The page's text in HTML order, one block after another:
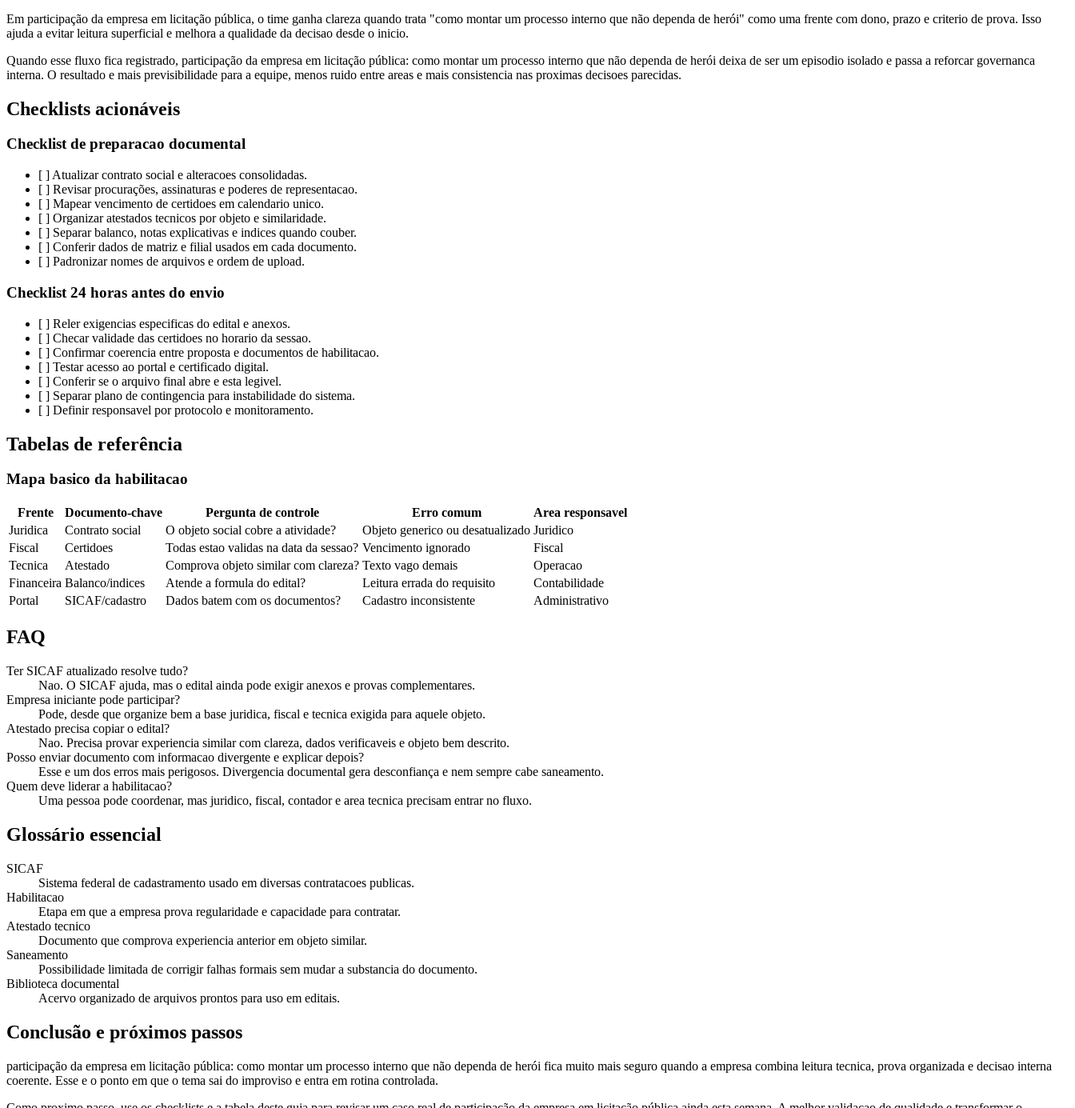
Em participação da empresa em licitação pública, o time ganha clareza quando trata "como montar um processo interno que não dependa de herói" como uma frente com dono, prazo e criterio de prova. Isso
ajuda a evitar leitura superficial e melhora a qualidade da decisao desde o inicio.
Quando esse fluxo fica registrado, participação da empresa em licitação pública: como montar um processo interno que não dependa de herói deixa de ser um episodio isolado e passa a reforcar governanca
interna. O resultado e mais previsibilidade para a equipe, menos ruido entre areas e mais consistencia nas proximas decisoes parecidas.
Checklists acionáveis
Checklist de preparacao documental
[ ] Atualizar contrato social e alteracoes consolidadas.
[ ] Revisar procurações, assinaturas e poderes de representacao.
[ ] Mapear vencimento de certidoes em calendario unico.
[ ] Organizar atestados tecnicos por objeto e similaridade.
[ ] Separar balanco, notas explicativas e indices quando couber.
[ ] Conferir dados de matriz e filial usados em cada documento.
[ ] Padronizar nomes de arquivos e ordem de upload.
Checklist 24 horas antes do envio
[ ] Reler exigencias especificas do edital e anexos.
[ ] Checar validade das certidoes no horario da sessao.
[ ] Confirmar coerencia entre proposta e documentos de habilitacao.
[ ] Testar acesso ao portal e certificado digital.
[ ] Conferir se o arquivo final abre e esta legivel.
[ ] Separar plano de contingencia para instabilidade do sistema.
[ ] Definir responsavel por protocolo e monitoramento.
Tabelas de referência
Mapa basico da habilitacao
Frente Documento-chave Pergunta de controle Erro comum
Area responsavel
Juridica
Contrato social O objeto social cobre a atividade? Objeto generico ou desatualizado Juridico
Fiscal
Certidoes Todas estao validas na data da sessao? Vencimento ignorado
Fiscal
Tecnica
Atestado Comprova objeto similar com clareza? Texto vago demais
Operacao
Financeira Balanco/indices Atende a formula do edital? Leitura errada do requisito
Contabilidade
Portal
SICAF/cadastro Dados batem com os documentos? Cadastro inconsistente Administrativo
FAQ
Ter SICAF atualizado resolve tudo?
Nao. O SICAF ajuda, mas o edital ainda pode exigir anexos e provas complementares.
Empresa iniciante pode participar?
Pode, desde que organize bem a base juridica, fiscal e tecnica exigida para aquele objeto.
Atestado precisa copiar o edital?
Nao. Precisa provar experiencia similar com clareza, dados verificaveis e objeto bem descrito.
Posso enviar documento com informacao divergente e explicar depois?
Esse e um dos erros mais perigosos. Divergencia documental gera desconfiança e nem sempre cabe saneamento.
Quem deve liderar a habilitacao?
Uma pessoa pode coordenar, mas juridico, fiscal, contador e area tecnica precisam entrar no fluxo.
Glossário essencial
SICAF
Sistema federal de cadastramento usado em diversas contratacoes publicas.
Habilitacao
Etapa em que a empresa prova regularidade e capacidade para contratar.
Atestado tecnico
Documento que comprova experiencia anterior em objeto similar.
Saneamento
Possibilidade limitada de corrigir falhas formais sem mudar a substancia do documento.
Biblioteca documental
Acervo organizado de arquivos prontos para uso em editais.
Conclusão e próximos passos
participação da empresa em licitação pública: como montar um processo interno que não dependa de herói fica muito mais seguro quando a empresa combina leitura tecnica, prova organizada e decisao interna
coerente. Esse e o ponto em que o tema sai do improviso e entra em rotina controlada.